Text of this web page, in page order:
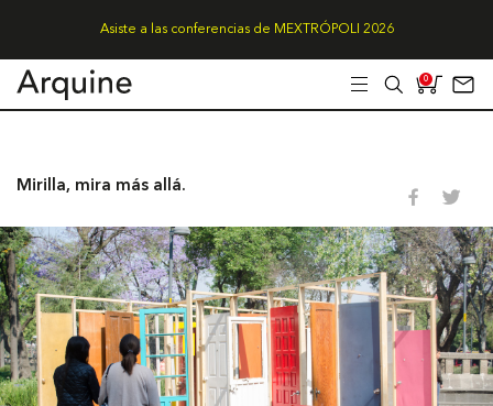
Asiste a las conferencias de MEXTRÓPOLI 2026
0
Mirilla, mira más allá.